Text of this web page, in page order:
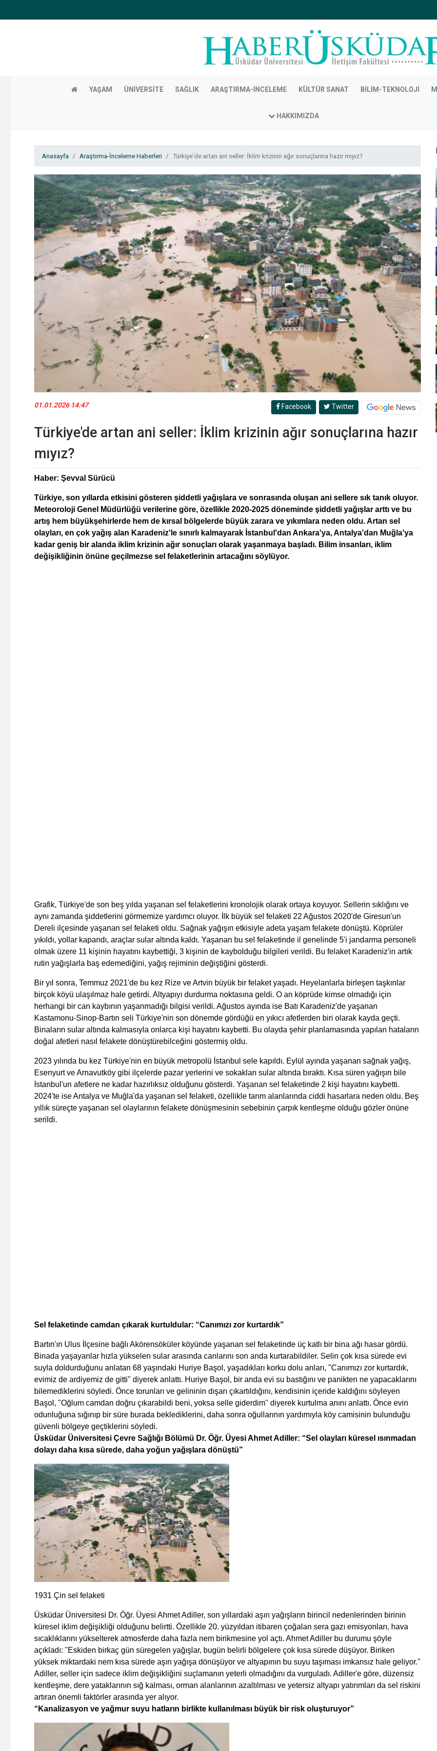
YAŞAM ÜNIVERSITE SAĞLIK ARAŞTIRMA-İNCELEME KÜLTÜR SANAT BILIM-TEKNOLOJI
HAKKIMIZDA
Anasayfa Araştırma-İnceleme Haberleri Türkiye'de artan ani seller: İklim krizinin ağır sonuçlarına hazır mıyız?
01.01.2026 14:47 Facebook Twitter
Türkiye'de artan ani seller: İklim krizinin ağır sonuçlarına hazır
mıyız?
Haber: Şevval Sürücü
Türkiye, son yıllarda etkisini gösteren şiddetli yağışlara ve sonrasında oluşan ani sellere sık tanık oluyor.
Meteoroloji Genel Müdürlüğü verilerine göre, özellikle 2020-2025 döneminde şiddetli yağışlar arttı ve bu
artış hem büyükşehirlerde hem de kırsal bölgelerde büyük zarara ve yıkımlara neden oldu. Artan sel
olayları, en çok yağış alan Karadeniz'le sınırlı kalmayarak İstanbul'dan Ankara'ya, Antalya'dan Muğla'ya
kadar geniş bir alanda iklim krizinin ağır sonuçları olarak yaşanmaya başladı. Bilim insanları, iklim
değişikliğinin önüne geçilmezse sel felaketlerinin artacağını söylüyor.
Grafik, Türkiye'de son beş yılda yaşanan sel felaketlerini kronolojik olarak ortaya koyuyor. Sellerin sıklığını ve
aynı zamanda şiddetlerini görmemize yardımcı oluyor. İlk büyük sel felaketi 22 Ağustos 2020'de Giresun'un
Dereli ilçesinde yaşanan sel felaketi oldu. Sağnak yağışın etkisiyle adeta yaşam felakete dönüştü. Köprüler
yıkıldı, yollar kapandı, araçlar sular altında kaldı. Yaşanan bu sel felaketinde il genelinde 5'i jandarma personeli
olmak üzere 11 kişinin hayatını kaybettiği, 3 kişinin de kaybolduğu bilgileri verildi. Bu felaket Karadeniz'in artık
rutin yağışlarla baş edemediğini, yağış rejiminin değiştiğini gösterdi.
Bir yıl sonra, Temmuz 2021'de bu kez Rize ve Artvin büyük bir felaket yaşadı. Heyelanlarla birleşen taşkınlar
birçok köyü ulaşılmaz hale getirdi. Altyapıyı durdurma noktasına geldi. O an köprüde kimse olmadığı için
herhangi bir can kaybının yaşanmadığı bilgisi verildi. Ağustos ayında ise Batı Karadeniz'de yaşanan
Kastamonu-Sinop-Bartın seli Türkiye'nin son dönemde gördüğü en yıkıcı afetlerden biri olarak kayda geçti.
Binaların sular altında kalmasıyla onlarca kişi hayatını kaybetti. Bu olayda şehir planlamasında yapılan hataların
doğal afetleri nasıl felakete dönüştürebilceğini göstermiş oldu.
2023 yılında bu kez Türkiye'nin en büyük metropolü İstanbul sele kapıldı. Eylül ayında yaşanan sağnak yağış,
Esenyurt ve Arnavutköy gibi ilçelerde pazar yerlerini ve sokakları sular altında bıraktı. Kısa süren yağışın bile
İstanbul'un afetlere ne kadar hazırlıksız olduğunu gösterdi. Yaşanan sel felaketinde 2 kişi hayatını kaybetti.
2024'te ise Antalya ve Muğla'da yaşanan sel felaketi, özellikle tarım alanlarında ciddi hasarlara neden oldu. Beş
yıllık süreçte yaşanan sel olaylarının felakete dönüşmesinin sebebinin çarpık kentleşme olduğu gözler önüne
serildi.
Sel felaketinde camdan çıkarak kurtuldular: “Canımızı zor kurtardık”
Bartın'ın Ulus İlçesine bağlı Akörensöküler köyünde yaşanan sel felaketinde üç katlı bir bina ağı hasar gördü.
Binada yaşayanlar hızla yükselen sular arasında canlarını son anda kurtarabildiler. Selin çok kısa sürede evi
suyla doldurduğunu anlatan 68 yaşındaki Huriye Başol, yaşadıkları korku dolu anları, "Canımızı zor kurtardık,
evimiz de ardiyemiz de gitti" diyerek anlattı. Huriye Başol, bir anda evi su bastığını ve panikten ne yapacaklarını
bilemediklerini söyledi. Önce torunları ve gelininin dışarı çıkartıldığını, kendisinin içeride kaldığını söyleyen
Başol, "Oğlum camdan doğru çıkarabildi beni, yoksa selle giderdim" diyerek kurtulma anını anlattı. Önce evin
odunluğuna sığınıp bir süre burada beklediklerini, daha sonra oğullarının yardımıyla köy camisinin bulunduğu
güvenli bölgeye geçtiklerini söyledi.
Üsküdar Üniversitesi Çevre Sağlığı Bölümü Dr. Öğr. Üyesi Ahmet Adiller: “Sel olayları küresel ısınmadan
dolayı daha kısa sürede, daha yoğun yağışlara dönüştü”
1931 Çin sel felaketi
Üsküdar Üniversitesi Dr. Öğr. Üyesi Ahmet Adiller, son yıllardaki aşırı yağışların birincil nedenlerinden birinin
küresel iklim değişikliği olduğunu belirtti. Özellikle 20. yüzyıldan itibaren çoğalan sera gazı emisyonları, hava
sıcaklıklarını yükselterek atmosferde daha fazla nem birikmesine yol açtı. Ahmet Adiller bu durumu şöyle
açıkladı: ''Eskiden birkaç gün süregelen yağışlar, bugün belirli bölgelere çok kısa sürede düşüyor. Biriken
yüksek miktardaki nem kısa sürede aşırı yağışa dönüşüyor ve altyapının bu suyu taşıması imkansız hale geliyor.''
Adiller, seller için sadece iklim değişikliğini suçlamanın yeterli olmadığını da vurguladı. Adiller'e göre, düzensiz
kentleşme, dere yataklarının sığ kalması, orman alanlarının azaltılması ve yetersiz altyapı yatırımları da sel riskini
artıran önemli faktörler arasında yer alıyor.
“Kanalizasyon ve yağmur suyu hatların birlikte kullanılması büyük bir risk oluşturuyor”